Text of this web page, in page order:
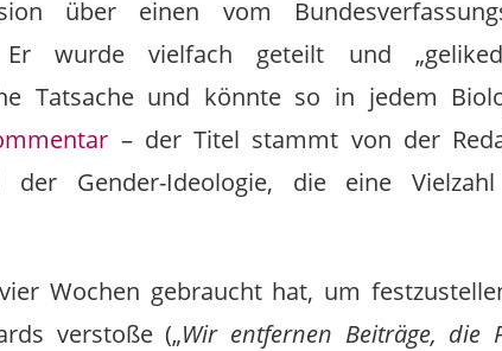
über einen vom
Er wurde vielfach geteilt und
Tatsache und könnte so in jedem
– der Titel stammt von der
der Gender-Ideologie, die eine Vielzahl
Wochen gebraucht hat, um
verstoße („Wir entfernen Beiträge, die